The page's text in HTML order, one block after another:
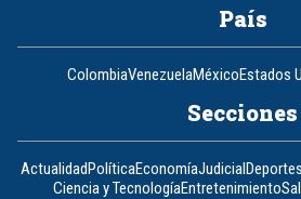
País
ColombiaVenezuelaMéxicoEstados
Secciones
ActualidadPolíticaEconomíaJudicialDeportes
Ciencia y TecnologíaEntretenimiento